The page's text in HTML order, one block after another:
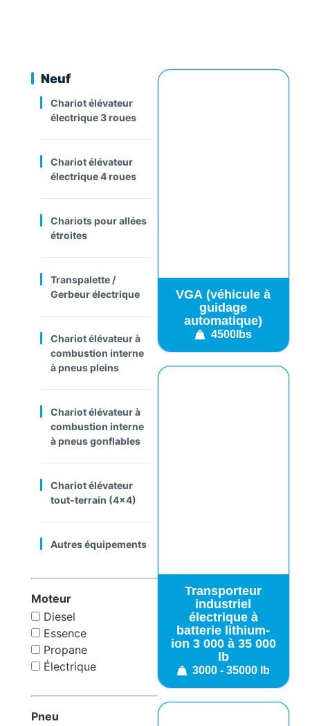
Neuf
Chariot élévateur
électrique 3 roues
Chariot élévateur
électrique 4 roues
Chariots pour allées
étroites
Transpalette /
Gerbeur électrique
Chariot élévateur à
combustion interne
à pneus pleins
Chariot élévateur à
combustion interne
à pneus gonflables
Chariot élévateur
tout-terrain (4x4)
Autres équipements
Moteur
Diesel
Essence
Propane
Électrique
Pneu
VGA (véhicule à
guidage
automatique)
4500lbs
Transporteur
industriel
électrique à
batterie lithium-
ion 3 000 à 35 000
lb
3000 - 35000 lb